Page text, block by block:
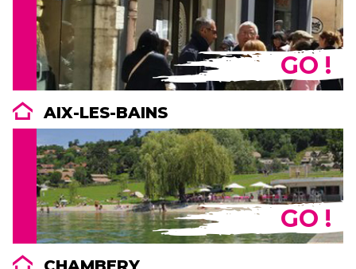
GO !
AIX-LES-BAINS
GO !